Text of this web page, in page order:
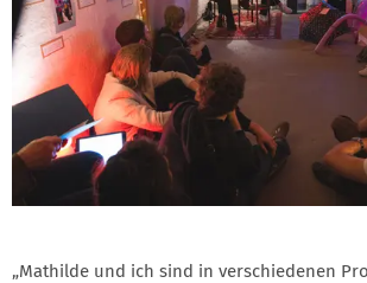
„Mathilde und ich sind in verschiedenen